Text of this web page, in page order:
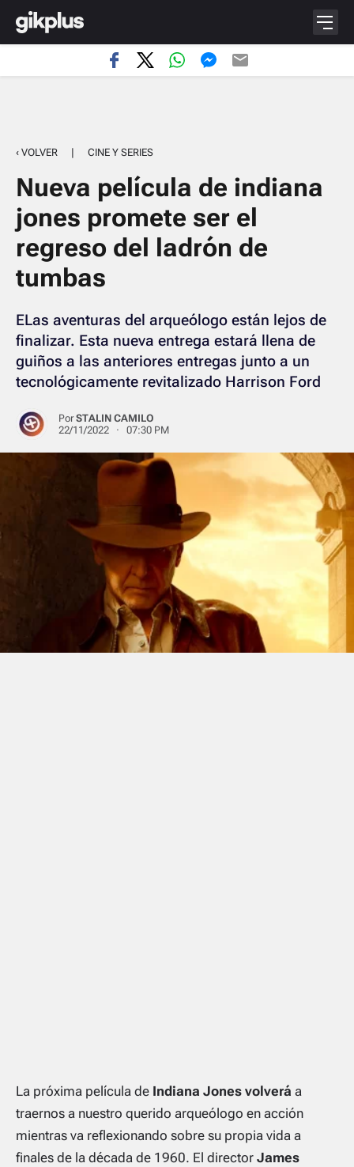
‹ VOLVER | CINE Y SERIES
Nueva película de indiana
jones promete ser el
regreso del ladrón de
tumbas
ELas aventuras del arqueólogo están lejos de
finalizar. Esta nueva entrega estará llena de
guiños a las anteriores entregas junto a un
tecnológicamente revitalizado Harrison Ford
PorSTALIN CAMILO
22/11/2022 · 07:30 PM
La próxima película de Indiana Jones volverá a
traernos a nuestro querido arqueólogo en acción
mientras va reflexionando sobre su propia vida a
finales de la década de 1960. El director James